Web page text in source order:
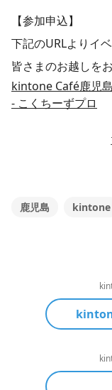
【参加申込】
下記のURLよりイ
皆さまのお越しを
kintone Café鹿児
- こくちーずプロ
鹿児島 kintone